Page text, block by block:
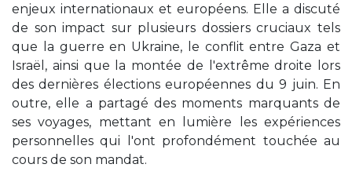
enjeux internationaux et européens. Elle a discuté
de son impact sur plusieurs dossiers cruciaux tels
que la guerre en Ukraine, le conflit entre Gaza et
Israël, ainsi que la montée de l'extrême droite lors
des dernières élections européennes du 9 juin. En
outre, elle a partagé des moments marquants de
ses voyages, mettant en lumière les expériences
personnelles qui l'ont profondément touchée au
cours de son mandat.